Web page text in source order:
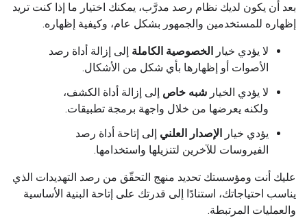
بعد أن يكون لديك نظام رصد مدرَّب، يمكنك اختيار ما إذا كنت تريد
إظهاره للمستخدمين والجمهور بشكل عام، وكيفية إظهاره.
لا يؤدي خيار الخصوصية الكاملة إلى إزالة أداة رصد
الأصوات أو إظهارها بأي شكل من الأشكال.
لا يؤدي الخيار شبه خاص إلى إزالة أداة الكشف،
ولكنه يعرضها من خلال واجهة برمجة تطبيقات.
يؤدي خيار الإصدار العلني إلى إتاحة أداة رصد
الفيروسات للآخرين لتنزيلها واستخدامها.
عليك أنت ومؤسستك تحديد منهج التحقّق من رصد التهديدات الذي
يناسب احتياجاتك، استنادًا إلى قدرتك على إتاحة البنية الأساسية
والعمليات المرتبطة.